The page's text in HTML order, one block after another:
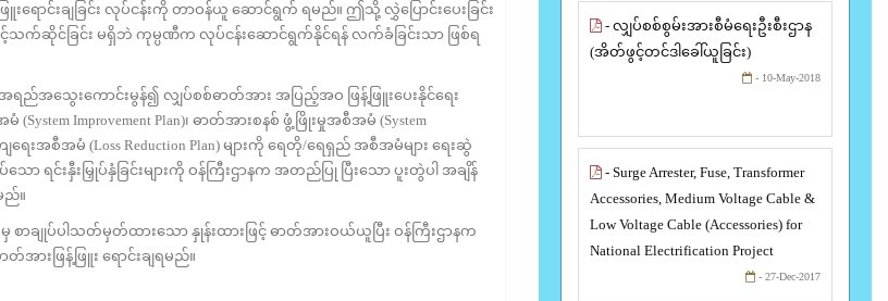
ရောင်းချခြင်း လုပ်ငန်းကို တာဝန်ယူ ဆောင်ရွက် ရမည်။ ဤသို့ လွှဲပြောင်းပေးခြင်း
င့်သက်ဆိုင်ခြင်း မရှိဘဲ ကုမ္ပဏီက လုပ်ငန်းဆောင်ရွက်နိုင်ရန် လက်ခံခြင်းသာ ဖြစ်ရ
ေးကောင်းမွန်၍ လျှပ်စစ်ဓာတ်အား အပြည့်အဝ ဖြန့်ဖြူးပေးနိုင်ရေး
Improvement Plan)၊ ဓာတ်အားစနစ် ဖွံ့ဖြိုးမှုအစီအမံ (System
ျရေးအစီအမံ (Loss Reduction Plan) များကို ရေတို/ရေရှည် အစီအမံများ ရေးဆွဲ
ာ ရင်းနှီးမြှုပ်နှံခြင်းများကို ဝန်ကြီးဌာနက အတည်ပြု ပြီးသော ပူးတွဲပါ အချိန်
ည်။
ချုပ်ပါသတ်မှတ်ထားသော နှုန်းထားဖြင့် ဓာတ်အားဝယ်ယူပြီး ဝန်ကြီးဌာနက
အားဖြန့်ဖြူး ရောင်းချရမည်။
- လျှပ်စစ်စွမ်းအားစီမံရေးဦးစီးဌာန
(အိတ်ဖွင့်တင်ဒါခေါ်ယူခြင်း)
- 10-May-2018
- Surge Arrester, Fuse, Transformer
Accessories, Medium Voltage Cable &
Low Voltage Cable (Accessories) for
National Electrification Project
- 27-Dec-2017